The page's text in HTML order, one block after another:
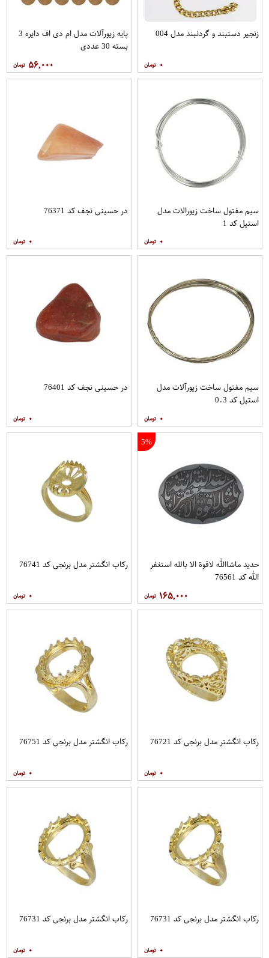
زنجیر دستبند و گردنبند مدل 004
۰
پایه زیورآلات مدل ام دی اف دایره 3
بسته 30 عددی
۵۶,۰۰۰
سیم مفتول ساخت زیورالات مدل
استیل کد 1
۰
در حسینی نجف کد 76371
۰
سیم مفتول ساخت زیورآلات مدل
استیل کد 0.3
۰
در حسینی نجف کد 76401
۰
5%
حدید ماشاالله لاقوة الا بالله استغفر
الله کد 76561
۱۶۵,۰۰۰
رکاب انگشتر مدل برنجی کد 76741
۰
رکاب انگشتر مدل برنجی کد 76721
۰
رکاب انگشتر مدل برنجی کد 76751
۰
رکاب انگشتر مدل برنجی کد 76731
۰
رکاب انگشتر مدل برنجی کد 76731
۰